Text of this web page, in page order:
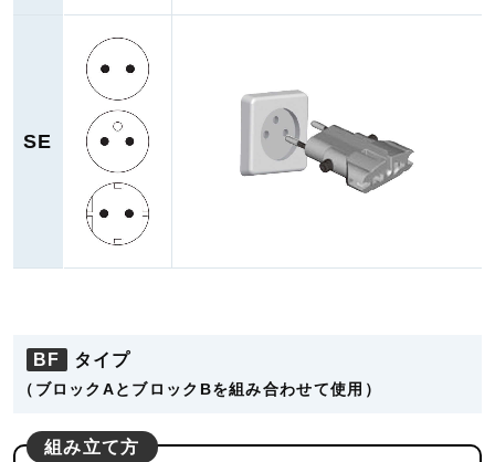
SE
BF タイプ
（ブロックAとブロックBを組み合わせて使用）
組み立て方